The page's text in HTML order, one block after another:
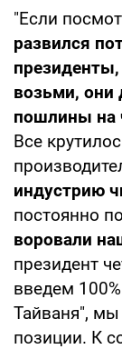
"Если
развился
возьми, они
пошлины на
Все
индустрию
постоянно
воровали
президент
введем
Тайваня",
позиции. К